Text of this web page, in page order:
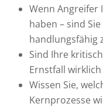
Wenn Angreifer
haben – sind
handlungsfähig
Sind Ihre
Ernstfall
Wissen Sie,
Kernprozesse